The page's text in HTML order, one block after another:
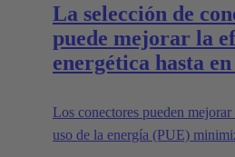
La selección de
puede mejorar la
energética hasta
Los conectores pueden
uso de la energía (PUE)